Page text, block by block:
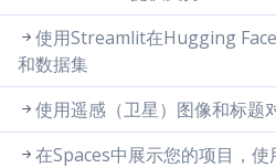
使用Streamlit在Hugging
和数据集
使用遥感（卫星）图像和标题
在Spaces中展示您的项目，